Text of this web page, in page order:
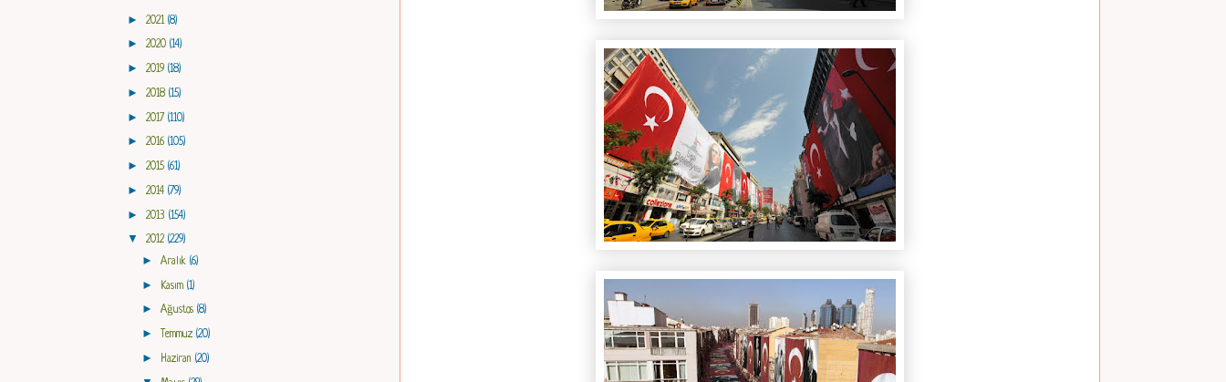
► 2021 (8)
► 2020 (14)
► 2019 (18)
► 2018 (15)
► 2017 (110)
► 2016 (105)
► 2015 (61)
► 2014 (79)
► 2013 (154)
▼ 2012 (229)
► Aralık (6)
► Kasım (1)
► Ağustos (8)
►Temmuz (20)
► Haziran (20)